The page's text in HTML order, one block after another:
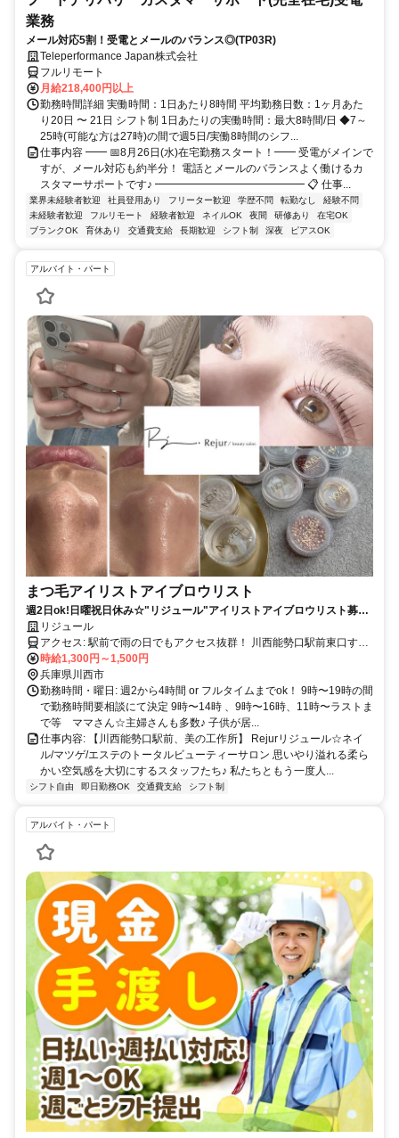
業務
メール対応5割！受電とメールのバランス◎(TP03R)
Teleperformance Japan株式会社
フルリモート
月給218,400円以上
勤務時間詳細 実働時間：1日あたり8時間 平均勤務日数：1ヶ月あた
り20日 〜 21日 シフト制 1日あたりの実働時間：最大8時間/日 ◆7～
25時(可能な方は27時)の間で週5日/実働8時間のシフ...
仕事内容 ━━ 📅8月26日(水)在宅勤務スタート！━━ 受電がメインで
すが、メール対応も約半分！ 電話とメールのバランスよく働けるカ
スタマーサポートです♪ ━━━━━━━━━━━━━━ 📋 仕事...
業界未経験者歓迎 社員登用あり フリーター歓迎 学歴不問 転勤なし
経験不問
未経験者歓迎
フルリモート 経験者歓迎 ネイルOK 夜間 研修あり
在宅OK
ブランクOK
育休あり 交通費支給 長期歓迎 シフト制 深夜 ピアスOK
アルバイト・パート
まつ毛アイリストアイブロウリスト
週2日ok!日曜祝日休み☆"リジュール"アイリストアイブロウリスト募
集！子育てとの両立応援♪
リジュール
アクセス: 駅前で雨の日でもアクセス抜群！ 川西能勢口駅前東口す
ぐ！ マイカー通勤相談可
時給1,300円～1,500円
兵庫県川西市
勤務時間・曜日: 週2から4時間 or フルタイムまでok！ 9時〜19時の間
で勤務時間要相談にて決定 9時〜14時 、9時〜16時、11時〜ラストま
で等 ママさん☆主婦さんも多数♪ 子供が居...
仕事内容: 【川西能勢口駅前、美の工作所】 Rejurリジュール☆ネイ
ル/マツゲ/エステのトータルビューティーサロン 思いやり溢れる柔ら
かい空気感を大切にするスタッフたち♪ 私たちともう一度人...
シフト自由 即日勤務OK 交通費支給 シフト制
アルバイト・パート